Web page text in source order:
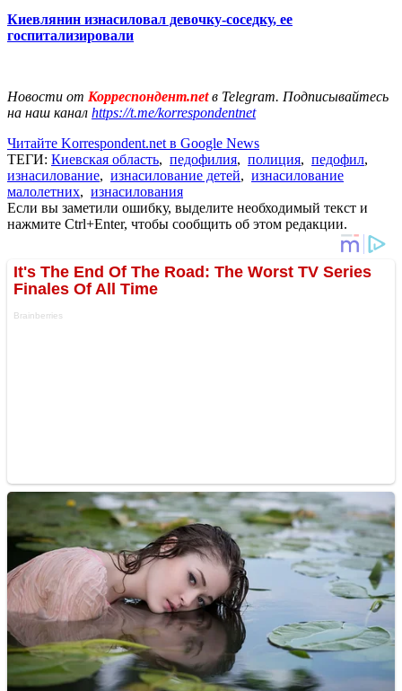
Киевлянин изнасиловал девочку-соседку, ее
госпитализировали
Новости от Корреспондент.netв Telegram. Подписывайтесь
на наш канал https://t.me/korrespondentnet
Читайте Korrespondent.net в Google News
ТЕГИ: Киевская область, педофилия, полиция, педофил,
изнасилование, изнасилование детей, изнасилование
малолетних, изнасилования
Если вы заметили ошибку, выделите необходимый текст и
нажмите Ctrl+Enter, чтобы сообщить об этом редакции.